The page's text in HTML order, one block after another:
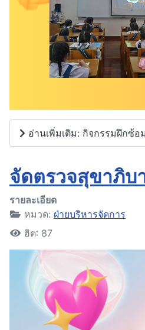
อ่านเพิ่มเติม: กิจกรรมฝึกซ้
จัดตรวจสุขาภิบ
รายละเอียด
หมวด: ฝ่ายบริหารจัดการ
ฮิต: 87